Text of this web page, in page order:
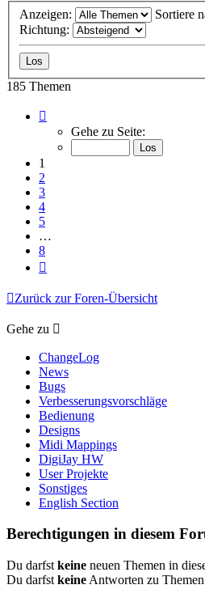
Anzeigen:
Sortiere
Richtung:
185 Themen
von
Gehe zu Seite:
1
2
3
4
5
…
8
Zurück zur Foren-Übersicht
Gehe zu
ChangeLog
News
Bugs
Verbesserungsvorschläge
Bedienung
Designs
Midi Mappings
DigiJay HW
User Projekte
Sonstiges
English Section
Berechtigungen in diesem
Du darfst keine neuen Themen in
Du darfst keine Antworten zu